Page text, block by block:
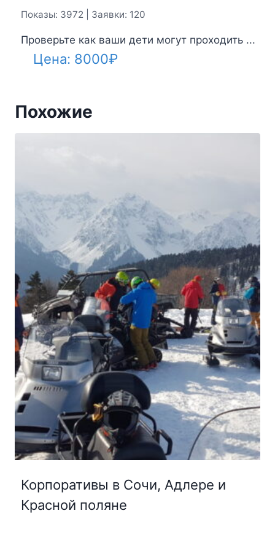
Показы: 3972 | Заявки: 120
Проверьте как ваши дети могут проходить ...
Цена: 8000₽
Похожие
Корпоративы в Сочи, Адлере и
Красной поляне